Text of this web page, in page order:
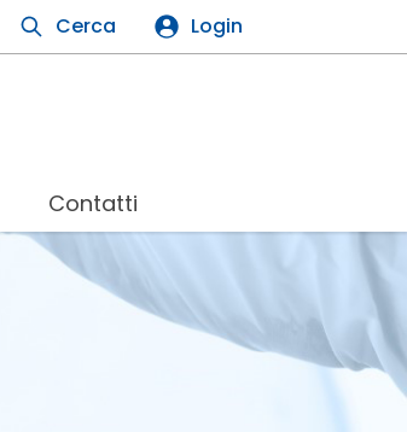
Cerca Login
Contatti